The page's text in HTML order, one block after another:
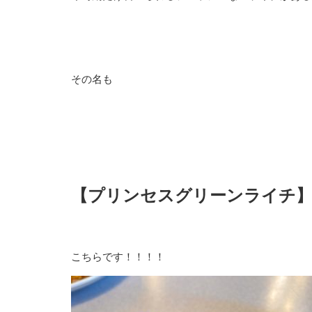
その名も
【プリンセスグリーンライチ】
こちらです！！！！